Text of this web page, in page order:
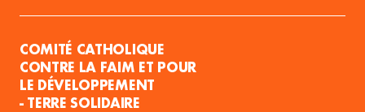
COMITÉ CATHOLIQUE
CONTRE LA FAIM ET POUR
LE DÉVELOPPEMENT
- TERRE SOLIDAIRE